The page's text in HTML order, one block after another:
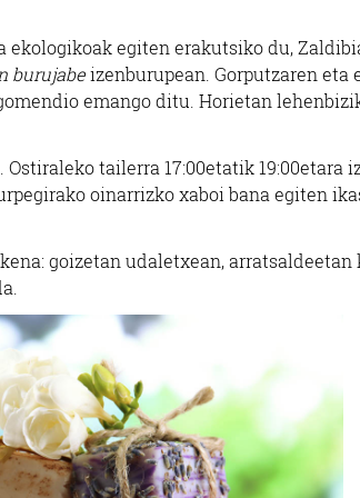
egiten erakutsiko du,
burujabeizenburupean. Gorputzaren eta
emango ditu. Horietan
tailerra 17:00etatik 19:00etara
oinarrizko xaboi bana egiten
goizetan udaletxean,